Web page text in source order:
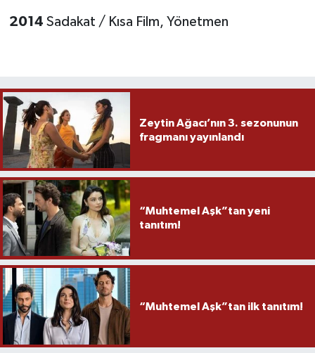
2014 Sadakat / Kısa Film, Yönetmen
Zeytin Ağacı’nın 3. sezonunun
fragmanı yayınlandı
“Muhtemel Aşk”tan yeni
tanıtım!
“Muhtemel Aşk”tan ilk tanıtım!